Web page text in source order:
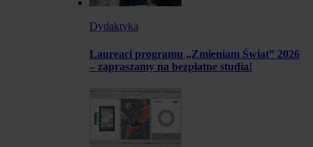
Dydaktyka
Laureaci programu „Zmieniam Świat” 2026
– zapraszamy na bezpłatne studia!